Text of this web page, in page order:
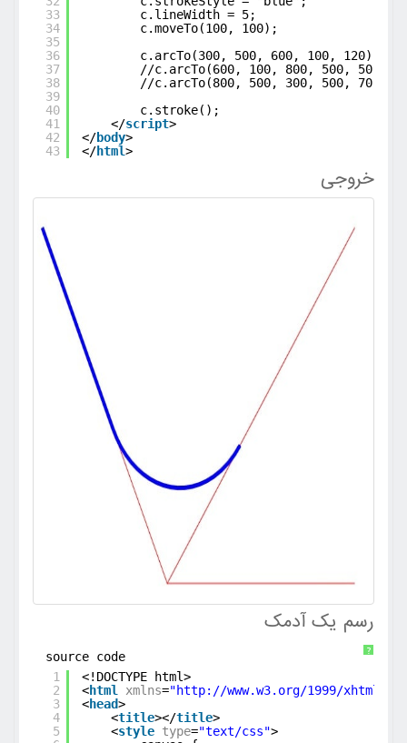
33
34
35
36
37
38
39
40
41
42
43
c.lineWidth = 5;
c.moveTo(100, 100);
c.arcTo(300, 500, 600, 100, 120); //
//c.arcTo(600, 100, 800, 500, 50);
//c.arcTo(800, 500, 300, 500, 70);
c.stroke();
</script>
</body>
</html>
خروجی
رسم یک آدمک
?
source code
1
2
3
4
5
<!DOCTYPE html>
<html xmlns="http://www.w3.org/1999/xhtml
<head>
<title></title>
<style type="text/css">